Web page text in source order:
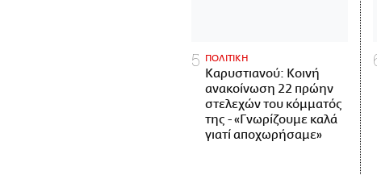
ΠΟΛΙΤΙΚΗ
Καρυστιανού: Κοινή
ανακοίνωση 22 πρώην
στελεχών του κόμματός
της - «Γνωρίζουμε καλά
γιατί αποχωρήσαμε»